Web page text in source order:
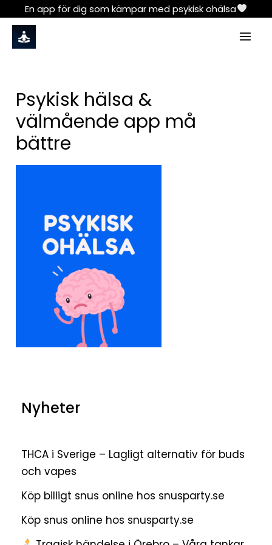
content
En app för dig som kämpar med psykisk ohälsa
Psykisk hälsa &
välmående app må
bättre
Nyheter
THCA i Sverige – Lagligt alternativ för buds
och vapes
Köp billigt snus online hos snusparty.se
Köp snus online hos snusparty.se